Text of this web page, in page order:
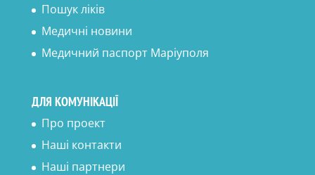
Пошук ліків
Медичні новини
Медичний паспорт Маріуполя
ДЛЯ КОМУНІКАЦІЇ
Про проект
Наші контакти
Наші партнери